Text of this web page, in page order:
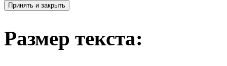
Принять и закрыть
Размер текста: